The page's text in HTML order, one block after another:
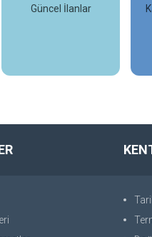
Güncel İlanlar